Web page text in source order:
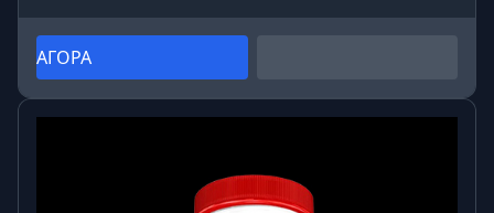
ΑΓΟΡΑ